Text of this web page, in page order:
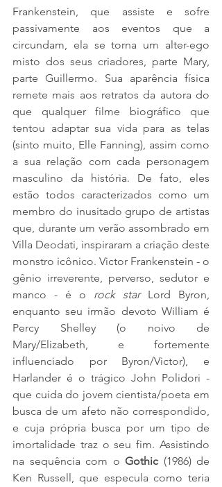
Frankenstein, que assiste e sofre
passivamente aos eventos que a
circundam, ela se torna um alter-ego
misto dos seus criadores, parte Mary,
parte Guillermo. Sua aparência física
remete mais aos retratos da autora do
que qualquer filme biográfico que
tentou adaptar sua vida para as telas
(sinto muito, Elle Fanning), assim como
a sua relação com cada personagem
masculino da história. De fato, eles
estão todos caracterizados como um
membro do inusitado grupo de artistas
que, durante um verão assombrado em
Villa Deodati, inspiraram a criação deste
monstro icônico. Victor Frankenstein - o
gênio irreverente, perverso, sedutor e
manco - é o rock star Lord Byron,
enquanto seu irmão devoto William é
Percy Shelley (o noivo de
Mary/Elizabeth, e fortemente
influenciado por Byron/Victor), e
Harlander é o trágico John Polidori -
que cuida do jovem cientista/poeta em
busca de um afeto não correspondido,
e cuja própria busca por um tipo de
imortalidade traz o seu fim. Assistindo
na sequência com o Gothic (1986) de
Ken Russell, que especula como teria